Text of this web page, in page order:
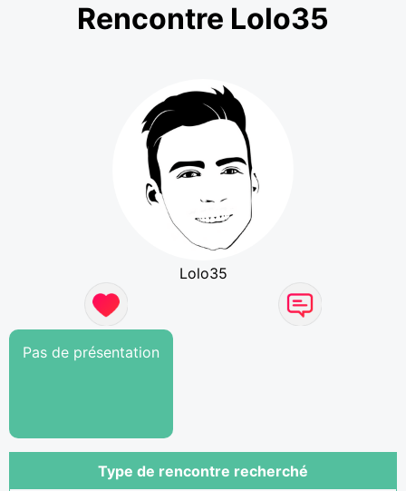
Rencontre Lolo35
Lolo35
Pas de présentation
Type de rencontre recherché